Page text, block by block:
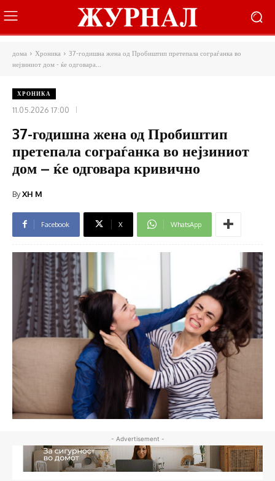
дома Хроника
37-годишна жена од Пробиштип претепала сограѓанка во
нејзиниот дом - ќе одговара...
ХРОНИКА
11.05.2026 17:00
37-годишна жена од Пробиштип
претепала сограѓанка во нејзиниот
дом – ќе одговара кривично
ByXH M
Facebook X WhatsApp
- Advertisement -